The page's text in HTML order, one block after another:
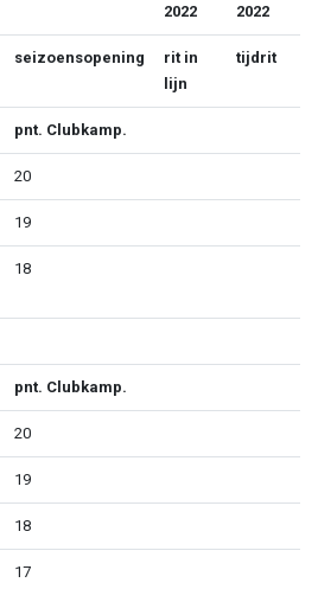
2022
2022
seizoensopening
rit in
lijn
tijdrit
pnt. Clubkamp.
20
19
18
pnt. Clubkamp.
20
19
18
17